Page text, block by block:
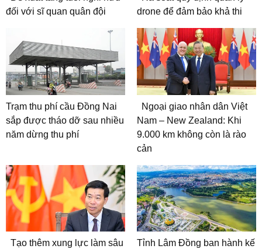
đối với sĩ quan quân đội
drone để đảm bảo khả thi
Trạm thu phí cầu Đồng Nai
sắp được tháo dỡ sau nhiều
năm dừng thu phí
Ngoại giao nhân dân Việt
Nam – New Zealand: Khi
9.000 km không còn là rào
cản
Tạo thêm xung lực làm sâu
Tỉnh Lâm Đồng ban hành kế